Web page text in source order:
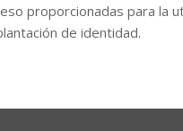
proporcionadas para la
de identidad.